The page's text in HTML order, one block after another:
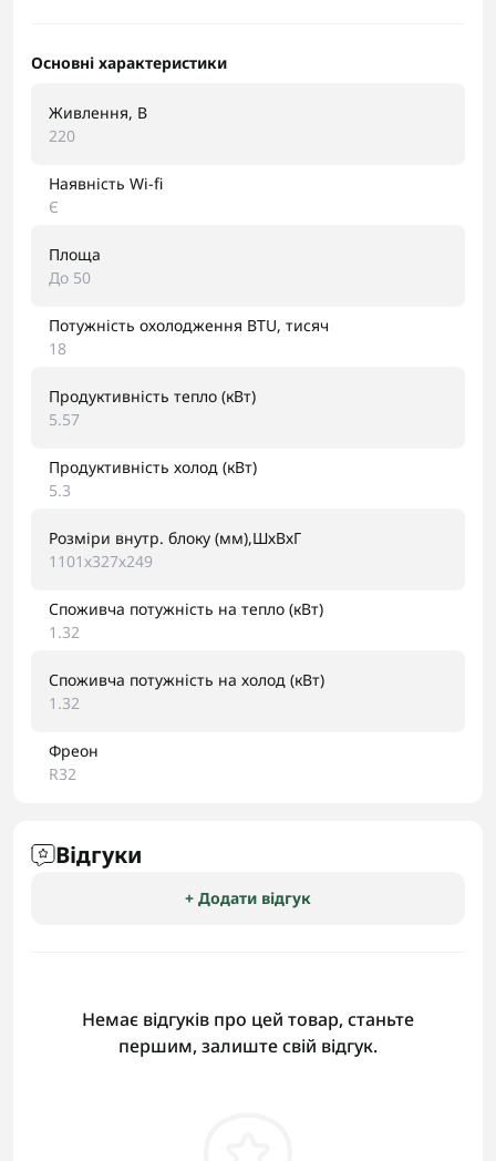
Основні характеристики
Живлення, В
220
Наявність Wi-fi
Є
Площа
До 50
Потужність охолодження BTU, тисяч
18
Продуктивність тепло (кВт)
5.57
Продуктивність холод (кВт)
5.3
Розміри внутр. блоку (мм),ШхВхГ
1101х327х249
Споживча потужність на тепло (кВт)
1.32
Споживча потужність на холод (кВт)
1.32
Фреон
R32
Відгуки
+ Додати відгук
Немає відгуків про цей товар, станьте
першим, залиште свій відгук.